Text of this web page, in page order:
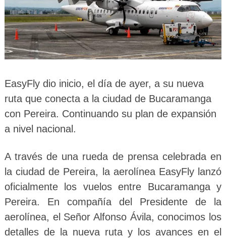
EasyFly dio inicio, el día de ayer, a su nueva
ruta que conecta a la ciudad de Bucaramanga
con Pereira. Continuando su plan de expansión
a nivel nacional.
A través de una rueda de prensa celebrada en
la ciudad de Pereira, la aerolínea EasyFly lanzó
oficialmente los vuelos entre Bucaramanga y
Pereira. En compañía del Presidente de la
aerolínea, el Señor Alfonso Ávila, conocimos los
detalles de la nueva ruta y los avances en el